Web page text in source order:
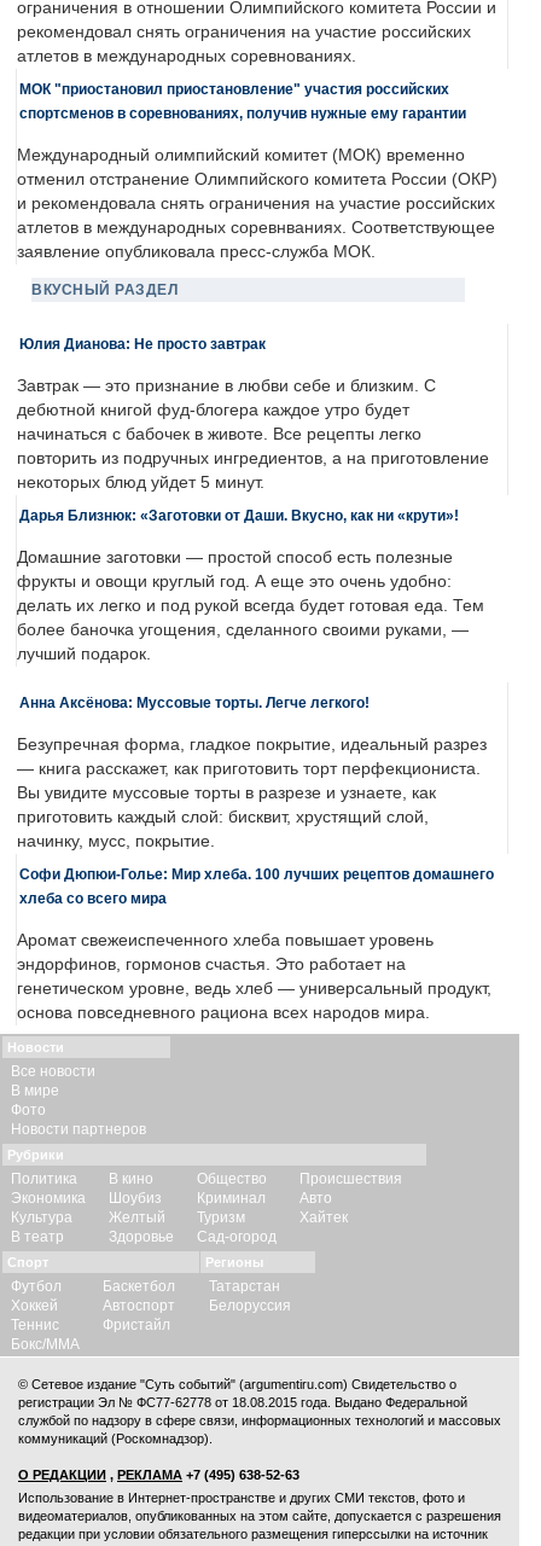
ограничения в отношении Олимпийского комитета России и
рекомендовал снять ограничения на участие российских
атлетов в международных соревнованиях.
МОК "приостановил приостановление" участия российских
спортсменов в соревнованиях, получив нужные ему гарантии
Международный олимпийский комитет (МОК) временно
отменил отстранение Олимпийского комитета России (ОКР)
и рекомендовала снять ограничения на участие российских
атлетов в международных соревнваниях. Соответствующее
заявление опубликовала пресс-служба МОК.
ВКУСНЫЙ РАЗДЕЛ
Юлия Дианова: Не просто завтрак
Завтрак — это признание в любви себе и близким. С
дебютной книгой фуд-блогера каждое утро будет
начинаться с бабочек в животе. Все рецепты легко
повторить из подручных ингредиентов, а на приготовление
некоторых блюд уйдет 5 минут.
Дарья Близнюк: «Заготовки от Даши. Вкусно, как ни «крути»!
Домашние заготовки — простой способ есть полезные
фрукты и овощи круглый год. А еще это очень удобно:
делать их легко и под рукой всегда будет готовая еда. Тем
более баночка угощения, сделанного своими руками, —
лучший подарок.
Анна Аксёнова: Муссовые торты. Легче легкого!
Безупречная форма, гладкое покрытие, идеальный разрез
— книга расскажет, как приготовить торт перфекциониста.
Вы увидите муссовые торты в разрезе и узнаете, как
приготовить каждый слой: бисквит, хрустящий слой,
начинку, мусс, покрытие.
Софи Дюпюи-Голье: Мир хлеба. 100 лучших рецептов домашнего
хлеба со всего мира
Аромат свежеиспеченного хлеба повышает уровень
эндорфинов, гормонов счастья. Это работает на
генетическом уровне, ведь хлеб — универсальный продукт,
основа повседневного рациона всех народов мира.
Новости
Все новости
В мире
Фото
Новости партнеров
Рубрики
Политика
Экономика
Культура
В театр
В кино
Шоубиз
Желтый
Здоровье
Общество
Криминал
Туризм
Сад-огород
Происшествия
Авто
Хайтек
Спорт
Футбол
Хоккей
Теннис
Бокс/ММА
Баскетбол
Автоспорт
Фристайл
Регионы
Татарстан
Белоруссия
© Сетевое издание "Суть событий" (argumentiru.com) Свидетельство о
регистрации Эл № ФС77-62778 от 18.08.2015 года. Выдано Федеральной
службой по надзору в сфере связи, информационных технологий и массовых
коммуникаций (Роскомнадзор).
О РЕДАКЦИИ , РЕКЛАМА +7 (495) 638-52-63
Использование в Интернет-пространстве и других СМИ текстов, фото и
видеоматериалов, опубликованных на этом сайте, допускается с разрешения
редакции при условии обязательного размещения гиперссылки на источник